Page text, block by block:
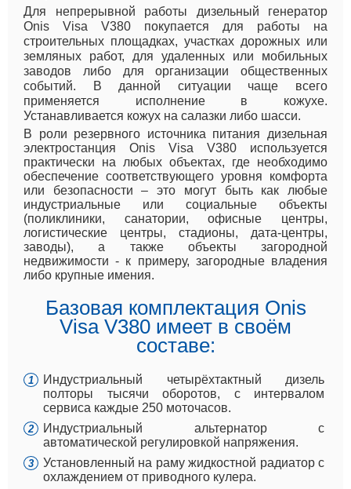
Для непрерывной работы дизельный генератор
Onis Visa V380 покупается для работы на
строительных площадках, участках дорожных или
земляных работ, для удаленных или мобильных
заводов либо для организации общественных
событий. В данной ситуации чаще всего
применяется исполнение в кожухе.
Устанавливается кожух на салазки либо шасси.
В роли резервного источника питания дизельная
электростанция Onis Visa V380 используется
практически на любых объектах, где необходимо
обеспечение соответствующего уровня комфорта
или безопасности – это могут быть как любые
индустриальные или социальные объекты
(поликлиники, санатории, офисные центры,
логистические центры, стадионы, дата-центры,
заводы), а также объекты загородной
недвижимости - к примеру, загородные владения
либо крупные имения.
Базовая комплектация Onis
Visa V380 имеет в своём
составе:
Индустриальный четырёхтактный дизель
полторы тысячи оборотов, с интервалом
сервиса каждые 250 моточасов.
Индустриальный альтернатор с
автоматической регулировкой напряжения.
Установленный на раму жидкостной радиатор с
охлаждением от приводного кулера.